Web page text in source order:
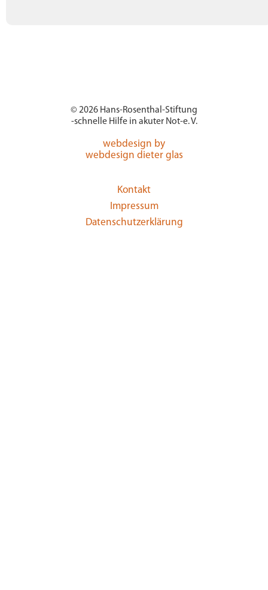
© 2026 Hans-Rosenthal-Stiftung
-schnelle Hilfe in akuter Not-e. V.
webdesign by
webdesign dieter glas
Kontakt
Impressum
Datenschutzerklärung